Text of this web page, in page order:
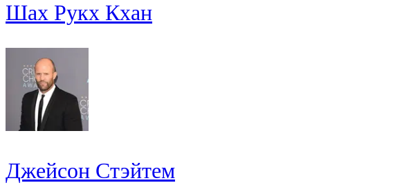
Шах Рукх Кхан
Джейсон Стэйтем